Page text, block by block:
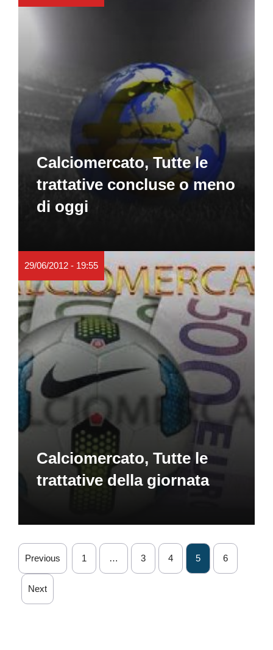
Calciomercato, Tutte le
trattative concluse o meno
di oggi
29/06/2012 - 19:55
Calciomercato, Tutte le
trattative della giornata
Previous 1 … 3 4 5 6
Next